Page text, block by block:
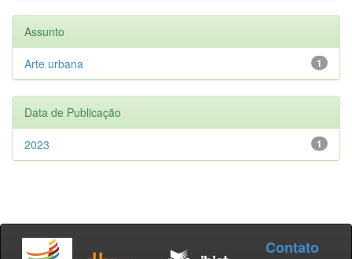
Assunto
1
Arte urbana
Data de Publicação
1
2023
Contato